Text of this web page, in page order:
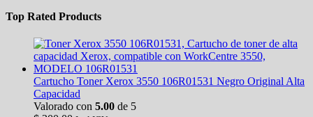
Top Rated Products
Cartucho Toner Xerox 3550 106R01531 Negro Original Alta
Capacidad
Valorado con 5.00 de 5